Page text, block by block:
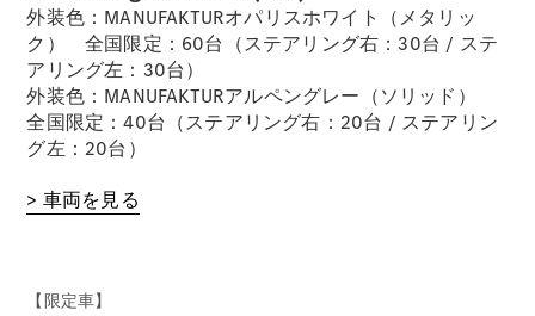
サステナビ
リティ
スポンサー
シップ /
CSR
メルセデ
外装色：MANUFAKTURオパリスホワイト（メタリッ
ク） 全国限定：60台（ステアリング右：30台 / ステ
アリング左：30台）
外装色：MANUFAKTURアルペングレー（ソリッド）
全国限定：40台（ステアリング右：20台 / ステアリン
グ左：20台）
> 車両を見る
【限定車】